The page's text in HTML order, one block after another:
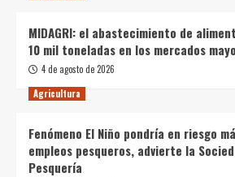
MIDAGRI: el abastecimiento de
10 mil toneladas en los mercados
4 de agosto de 2026
Agricultura
Fenómeno El Niño pondría en riesgo
empleos pesqueros, advierte la
Pesquería